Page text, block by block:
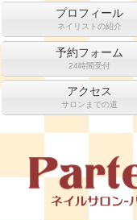
プロフィール
ネイリストの紹介
予約フォーム
24時間受付
アクセス
サロンまでの道